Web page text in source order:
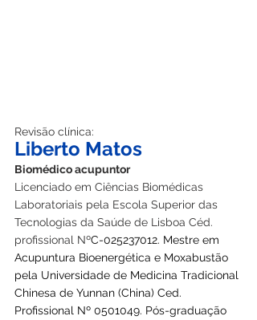
Revisão clínica:
Liberto Matos
Biomédico acupuntor
Licenciado em Ciências Biomédicas
Laboratoriais pela Escola Superior das
Tecnologias da Saúde de Lisboa Céd.
profissional NºC-025237012. Mestre em
Acupuntura Bioenergética e Moxabustão
pela Universidade de Medicina Tradicional
Chinesa de Yunnan (China) Ced.
Profissional Nº 0501049. Pós-graduação